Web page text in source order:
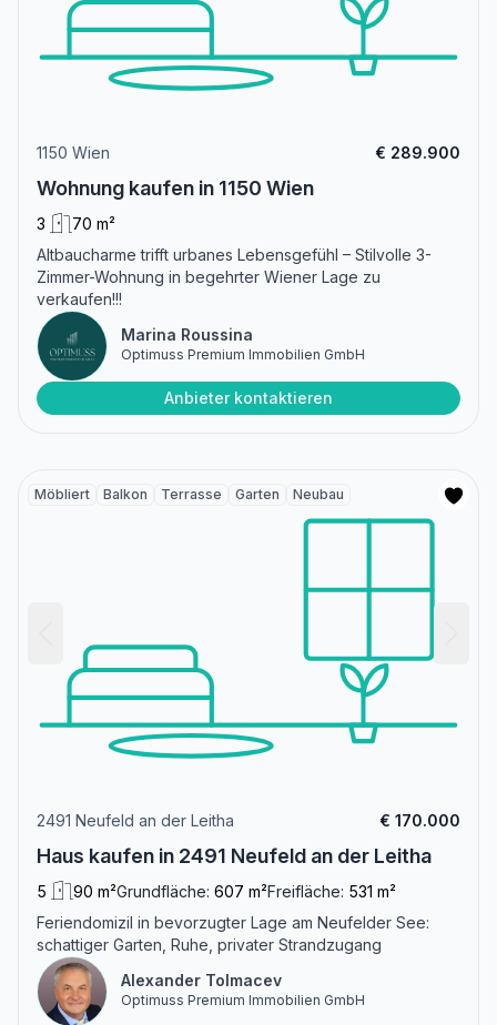
1150 Wien € 289.900
Wohnung kaufen in 1150 Wien
3
70 m²
Altbaucharme trifft urbanes Lebensgefühl – Stilvolle 3-
Zimmer-Wohnung in begehrter Wiener Lage zu
verkaufen!!!
Marina Roussina
Optimuss Premium Immobilien GmbH
Anbieter kontaktieren
Möbliert Balkon Terrasse Garten Neubau
2491 Neufeld an der Leitha € 170.000
Haus kaufen in 2491 Neufeld an der Leitha
5 90 m²Grundfläche: 607 m²Freifläche: 531 m²
Feriendomizil in bevorzugter Lage am Neufelder See:
schattiger Garten, Ruhe, privater Strandzugang
Alexander Tolmacev
Optimuss Premium Immobilien GmbH